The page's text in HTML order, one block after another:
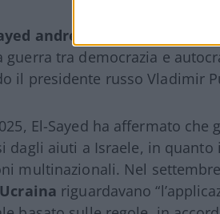
andrebbe studiato meglio
guerra tra democrazia e
il presidente russo Vladimir
El-Sayed ha affermato
dagli aiuti a Israele, in
multinazionali. Nel
riguardavano